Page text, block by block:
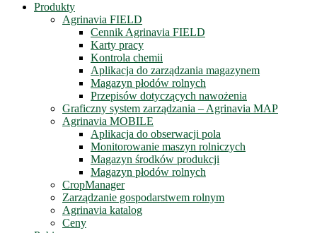
Produkty
Agrinavia FIELD
Cennik Agrinavia FIELD
Karty pracy
Kontrola chemii
Aplikacja do zarządzania magazynem
Magazyn płodów rolnych
Przepisów dotyczących nawożenia
Graficzny system zarządzania – Agrinavia MAP
Agrinavia MOBILE
Aplikacja do obserwacji pola
Monitorowanie maszyn rolniczych
Magazyn środków produkcji
Magazyn płodów rolnych
CropManager
Zarządzanie gospodarstwem rolnym
Agrinavia katalog
Ceny